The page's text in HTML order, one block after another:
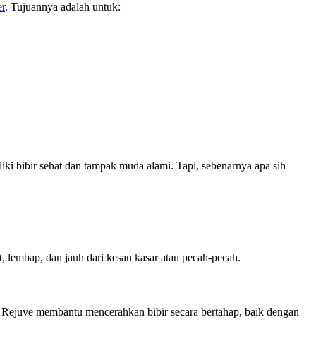
. Tujuannya adalah untuk:
bibir sehat dan tampak muda alami. Tapi, sebenarnya apa sih
dan jauh dari kesan kasar atau pecah-pecah.
membantu mencerahkan bibir secara bertahap, baik dengan